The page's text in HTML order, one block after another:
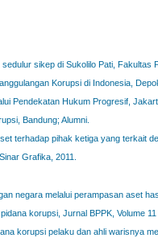
sikep di Sukolilo Pati, Fakultas
Korupsi di Indonesia,
Pendekatan Hukum Progresif,
Bandung; Alumni.
terhadap pihak ketiga yang terkait
Grafika, 2011.
negara melalui perampasan aset
korupsi, Jurnal BPPK, Volume
korupsi pelaku dan ahli warisnya